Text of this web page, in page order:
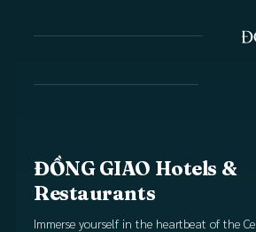
ĐỒNG GIAO Hotels &
Restaurants
Immerse yourself in the heartbeat of the